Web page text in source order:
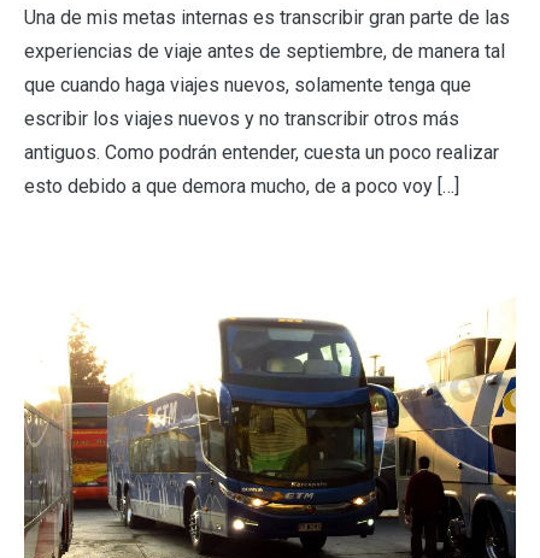
Una de mis metas internas es transcribir gran parte de las
experiencias de viaje antes de septiembre, de manera tal
que cuando haga viajes nuevos, solamente tenga que
escribir los viajes nuevos y no transcribir otros más
antiguos. Como podrán entender, cuesta un poco realizar
esto debido a que demora mucho, de a poco voy […]